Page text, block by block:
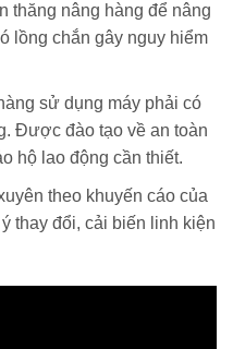
thăng nâng hàng để nâng
lồng chắn gây nguy hiểm
sử dụng máy phải có
Được đào tạo về an toàn
hộ lao động cần thiết.
theo khuyến cáo của
thay đổi, cải biến linh kiện